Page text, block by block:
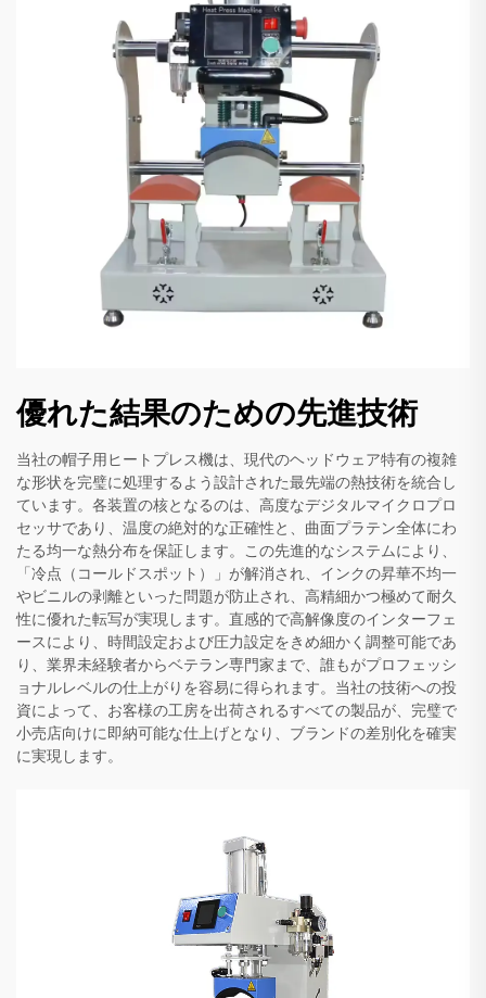
優れた結果のための先進技術
当社の帽子用ヒートプレス機は、現代のヘッドウェア特有の複雑
な形状を完璧に処理するよう設計された最先端の熱技術を統合し
ています。各装置の核となるのは、高度なデジタルマイクロプロ
セッサであり、温度の絶対的な正確性と、曲面プラテン全体にわ
たる均一な熱分布を保証します。この先進的なシステムにより、
「冷点（コールドスポット）」が解消され、インクの昇華不均一
やビニルの剥離といった問題が防止され、高精細かつ極めて耐久
性に優れた転写が実現します。直感的で高解像度のインターフェ
ースにより、時間設定および圧力設定をきめ細かく調整可能であ
り、業界未経験者からベテラン専門家まで、誰もがプロフェッシ
ョナルレベルの仕上がりを容易に得られます。当社の技術への投
資によって、お客様の工房を出荷されるすべての製品が、完璧で
小売店向けに即納可能な仕上げとなり、ブランドの差別化を確実
に実現します。